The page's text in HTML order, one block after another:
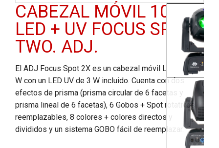
CABEZAL MÓVIL 100W
LED + UV FOCUS SPOT
TWO. ADJ.
El ADJ Focus Spot 2X es un cabezal móvil LED de 100
W con un LED UV de 3 W incluido. Cuenta con dos
efectos de prisma (prisma circular de 6 facetas y
prisma lineal de 6 facetas), 6 Gobos + Spot rotativos
reemplazables, 8 colores + colores directos y
divididos y un sistema GOBO fácil de reemplazar.